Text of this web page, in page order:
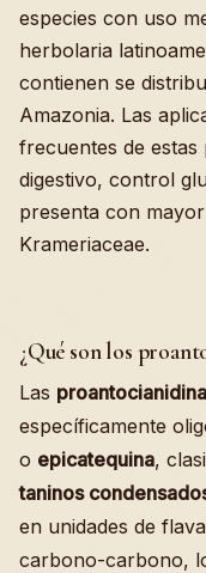
especies con uso
herbolaria
contienen se
Amazonia. Las
frecuentes de
digestivo, control
presenta con
Krameriaceae.
¿Qué son los
Las
específicamente
o epicatequina,
taninos
en unidades de
carbono-carbono,